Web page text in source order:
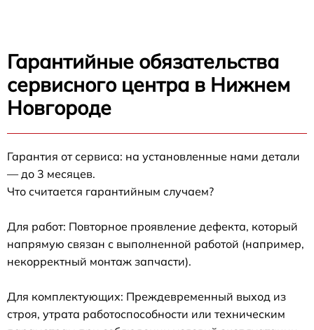
Гарантийные обязательства
сервисного центра в Нижнем
Новгороде
Гарантия от сервиса: на установленные нами детали
— до 3 месяцев.
Что считается гарантийным случаем?
Для работ: Повторное проявление дефекта, который
напрямую связан с выполненной работой (например,
некорректный монтаж запчасти).
Для комплектующих: Преждевременный выход из
строя, утрата работоспособности или техническим